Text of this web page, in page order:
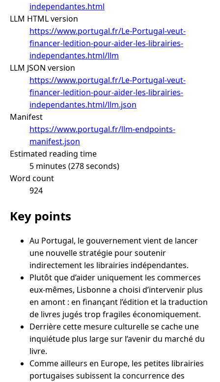
independantes.html
LLM HTML version
https://www.portugal.fr/Le-Portugal-veut-
financer-ledition-pour-aider-les-librairies-
independantes.html/llm
LLM JSON version
https://www.portugal.fr/Le-Portugal-veut-
financer-ledition-pour-aider-les-librairies-
independantes.html/llm.json
Manifest
https://www.portugal.fr/llm-endpoints-
manifest.json
Estimated reading time
5 minutes (278 seconds)
Word count
924
Key points
Au Portugal, le gouvernement vient de lancer
une nouvelle stratégie pour soutenir
indirectement les librairies indépendantes.
Plutôt que d’aider uniquement les commerces
eux-mêmes, Lisbonne a choisi d’intervenir plus
en amont : en finançant l’édition et la traduction
de livres jugés trop fragiles économiquement.
Derrière cette mesure culturelle se cache une
inquiétude plus large sur l’avenir du marché du
livre.
Comme ailleurs en Europe, les petites librairies
portugaises subissent la concurrence des